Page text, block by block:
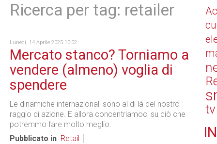
Ricerca per tag: retailer
Lunedì, 14 Aprile 2025 10:02
Mercato stanco? Torniamo a
vendere (almeno) voglia di
spendere
Le dinamiche internazionali sono al di là del nostro
raggio di azione. E allora concentriamoci su ciò che
potremmo fare molto meglio.
Pubblicato in Retail
tv
IN